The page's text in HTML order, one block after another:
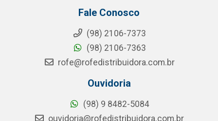
Fale Conosco
(98) 2106-7373
(98) 2106-7363
rofe@rofedistribuidora.com.br
Ouvidoria
(98) 9 8482-5084
ouvidoria@rofedistribuidora.com.br